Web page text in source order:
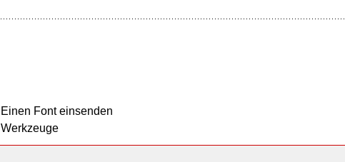
Einen Font einsenden
Werkzeuge